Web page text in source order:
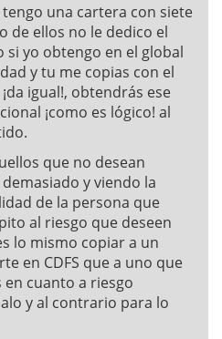
tengo una cartera con siete
de ellos no le dedico el
yo obtengo en el global
y tu me copias con el
igual!, obtendrás ese
¡como es lógico! al
que no desean
y viendo la
de la persona que
al riesgo que deseen
lo mismo copiar a un
en CDFS que a uno que
en cuanto a riesgo
y al contrario para lo